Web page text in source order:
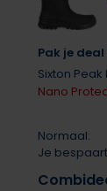
Pak je
Sixton
Nano
Normaal:
Je bespaart